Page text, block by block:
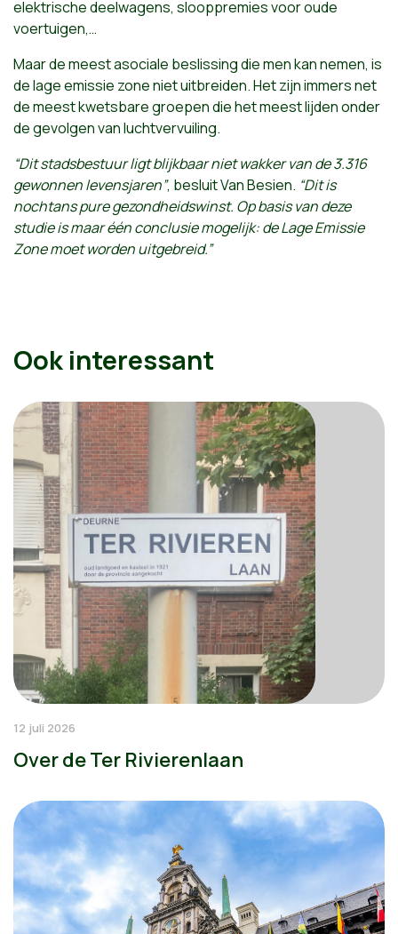
elektrische deelwagens, slooppremies voor oude
voertuigen,…
Maar de meest asociale beslissing die men kan nemen, is
de lage emissie zone niet uitbreiden. Het zijn immers net
de meest kwetsbare groepen die het meest lijden onder
de gevolgen van luchtvervuiling.
“Dit stadsbestuur ligt blijkbaar niet wakker van de 3.316
gewonnen levensjaren”, besluit Van Besien. “Dit is
nochtans pure gezondheidswinst. Op basis van deze
studie is maar één conclusie mogelijk: de Lage Emissie
Zone moet worden uitgebreid.”
Ook interessant
12 juli 2026
Over de Ter Rivierenlaan